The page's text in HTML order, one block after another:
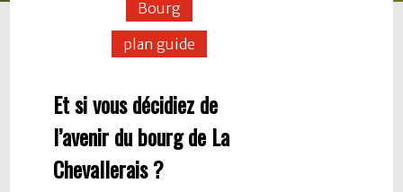
Bourg
plan guide
Et si vous décidiez de
l’avenir du bourg de La
Chevallerais ?